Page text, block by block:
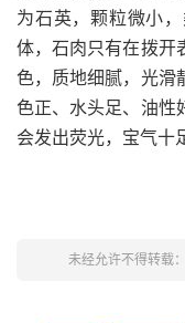
为石英，颗粒微小
体，石肉只有在拨开
色，质地细腻，光滑
色正、水头足、油性
会发出荧光，宝气十
未经允许不得转载：